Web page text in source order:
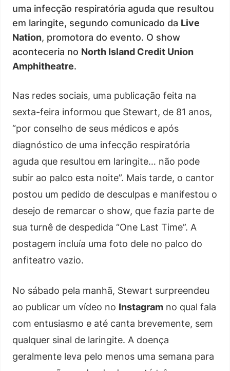
uma infecção respiratória aguda que resultou
em laringite, segundo comunicado da Live
Nation, promotora do evento. O show
aconteceria no North Island Credit Union
Amphitheatre.
Nas redes sociais, uma publicação feita na
sexta-feira informou que Stewart, de 81 anos,
“por conselho de seus médicos e após
diagnóstico de uma infecção respiratória
aguda que resultou em laringite… não pode
subir ao palco esta noite”. Mais tarde, o cantor
postou um pedido de desculpas e manifestou o
desejo de remarcar o show, que fazia parte de
sua turnê de despedida “One Last Time”. A
postagem incluía uma foto dele no palco do
anfiteatro vazio.
No sábado pela manhã, Stewart surpreendeu
ao publicar um vídeo no Instagram no qual fala
com entusiasmo e até canta brevemente, sem
qualquer sinal de laringite. A doença
geralmente leva pelo menos uma semana para